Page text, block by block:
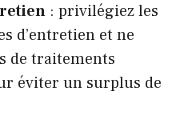
: privilégiez les
d’entretien et ne
de traitements
éviter un surplus de